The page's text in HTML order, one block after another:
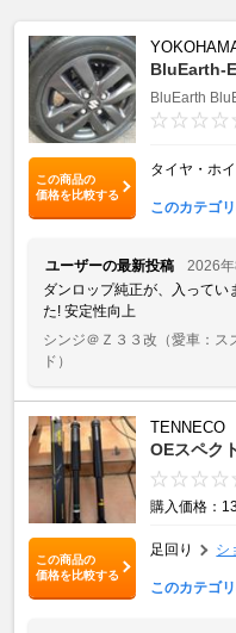
この商品の
価格を比較する
BluEarth-
BluEarth
タイヤ・ホ
このカテゴ
ユーザーの最新投稿
2026
ダンロップ純正が、入ってい
た! 安定性向上
シンジ＠Ｚ３３改 （愛車：
ド）
この商品の
価格を比較する
TENNECO
OEスペク
購入価格：
足回り シ
このカテゴ